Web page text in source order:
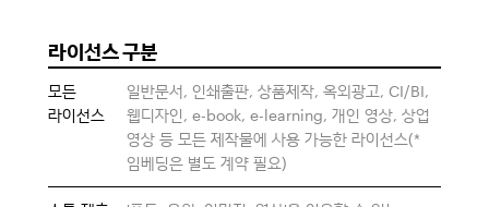
라이선스 구분
모든
라이선스
일반문서, 인쇄출판, 상품제작, 옥외광고, CI/BI,
웹디자인, e-book, e-learning, 개인 영상, 상업
영상 등 모든 제작물에 사용 가능한 라이선스(*
임베딩은 별도 계약 필요)